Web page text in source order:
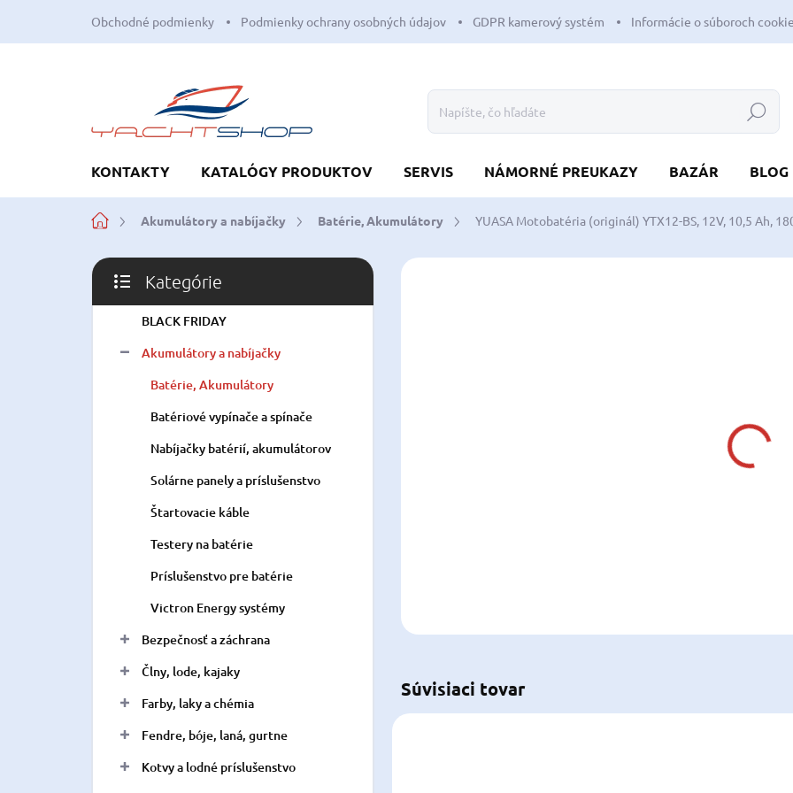
obsah
Obchodné podmienky Podmienky ochrany osobných údajov GDPR kamerový systém Informácie o súboroch
Hľadať
KONTAKTY KATALÓGY PRODUKTOV SERVIS NÁMORNÉ PREUKAZY BAZÁR BLOG
DomovAkumulátory a nabíjačky Batérie, Akumulátory YUASA Motobatéria (originál) YTX12-BS, 12V, 10,5 Ah,
B
č
Preskočiť
kategórie
Kategórie
BLACK FRIDAY
Akumulátory a nabíjačky
Batérie, Akumulátory
Batériové vypínače a spínače
Nabíjačky batérií, akumulátorov
Solárne panely a príslušenstvo
Štartovacie káble
Testery na batérie
Príslušenstvo pre batérie
Victron Energy systémy
Bezpečnosť a záchrana
Člny, lode, kajaky
Farby, laky a chémia
Fendre, bóje, laná, gurtne
Kotvy a lodné príslušenstvo
Súvisiaci tovar